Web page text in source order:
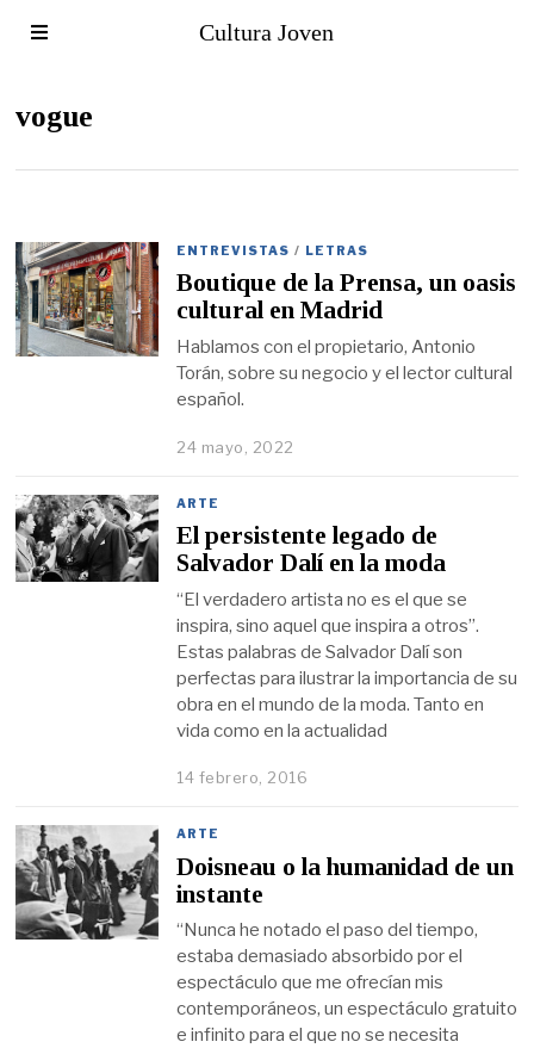
Cultura Joven
vogue
ENTREVISTAS / LETRAS
Boutique de la Prensa, un oasis
cultural en Madrid
Hablamos con el propietario, Antonio
Torán, sobre su negocio y el lector cultural
español.
24 mayo, 2022
ARTE
El persistente legado de
Salvador Dalí en la moda
“El verdadero artista no es el que se
inspira, sino aquel que inspira a otros”.
Estas palabras de Salvador Dalí son
perfectas para ilustrar la importancia de su
obra en el mundo de la moda. Tanto en
vida como en la actualidad
14 febrero, 2016
ARTE
Doisneau o la humanidad de un
instante
“Nunca he notado el paso del tiempo,
estaba demasiado absorbido por el
espectáculo que me ofrecían mis
contemporáneos, un espectáculo gratuito
e infinito para el que no se necesita